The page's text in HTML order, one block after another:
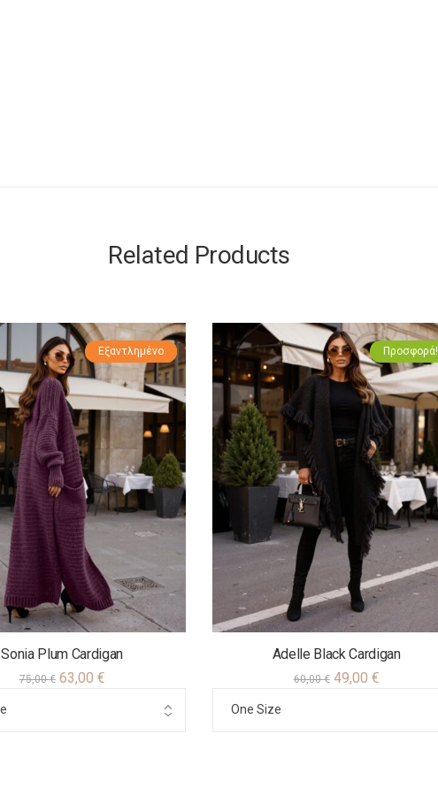
Related Products
Προσφορά!
Εξαντλημένο
Sonia Plum Cardigan
75,00€ 63,00 €
Προσφορά!
Adelle Black Cardigan
60,00€ 49,00 €